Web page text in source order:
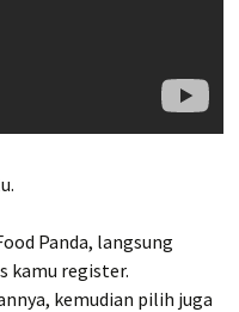
Panda, langsung
kamu register.
kemudian pilih juga